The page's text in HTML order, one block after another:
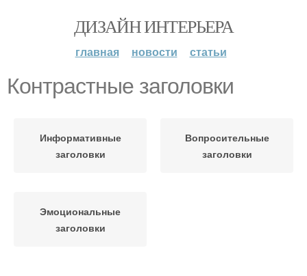
ДИЗАЙН ИНТЕРЬЕРА
главная новости статьи
Контрастные заголовки
Информативные
заголовки
Вопросительные
заголовки
Эмоциональные
заголовки